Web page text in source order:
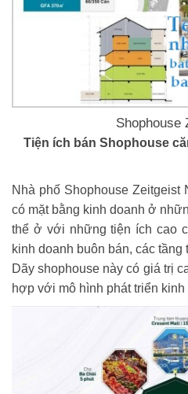
Shophouse
Tiện ích bán Shophouse
Nhà phố Shophouse
có mặt bằng kinh doanh ở
thể ở với những tiện ích cao
kinh doanh buôn bán, các
Dãy shophouse này có giá trị
hợp với mô hình phát triển